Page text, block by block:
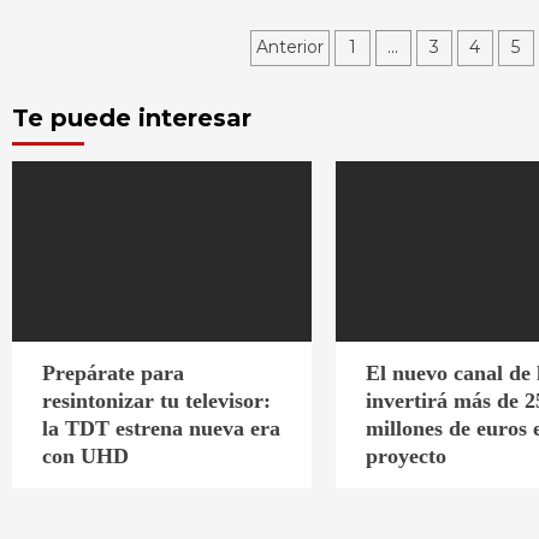
Paginación
Anterior 1 … 3 4 5
Te puede interesar
Prepárate para
resintonizar tu televisor:
la TDT estrena nueva era
con UHD
El nuevo canal
invertirá más de
millones de euros
proyecto